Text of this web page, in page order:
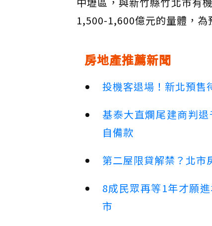
1,500-1,600億元的量體，為
房地產推薦新聞
投機客退場！新北預售
基泰大直爛尾建商判
自備款
第二屋限貸解禁？北市
8成民眾再等1年才願
市